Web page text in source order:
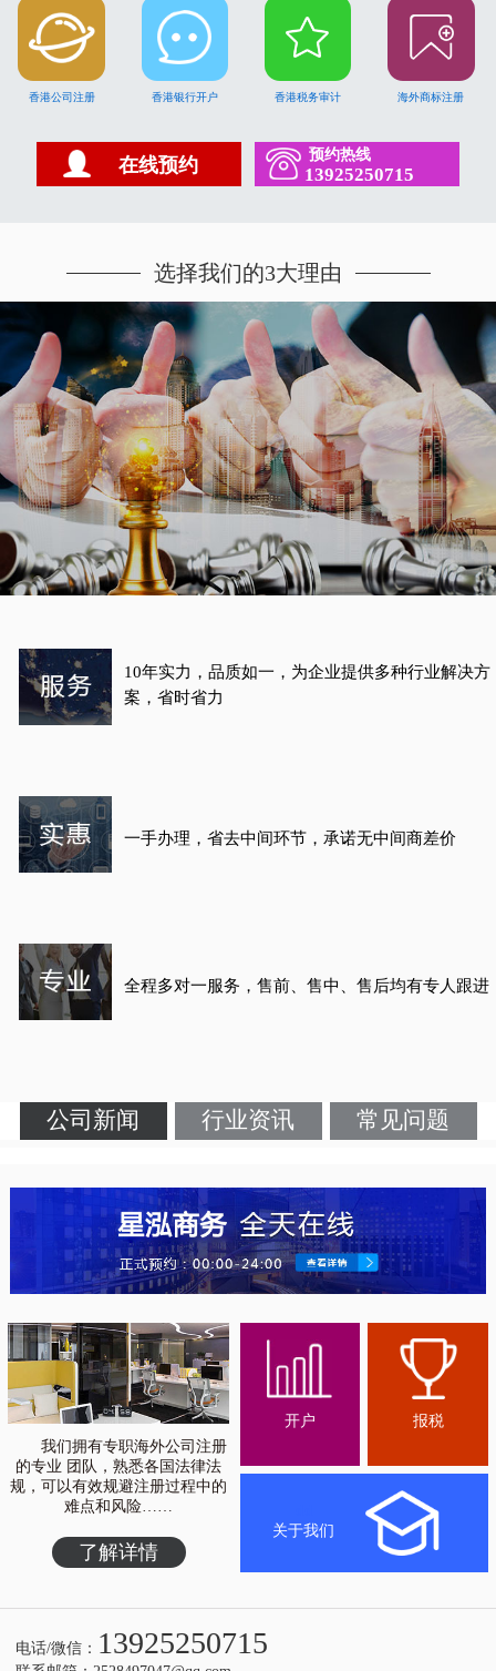
香港公司注册 香港银行开户 香港税务审计 海外商标注册
在线预约 预约热线
13925250715
选择我们的3大理由
10年实力，品质如一，为企业提供多种行业解决方
案，省时省力
一手办理，省去中间环节，承诺无中间商差价
全程多对一服务，售前、售中、售后均有专人跟进
公司新闻 行业资讯 常见问题
我们拥有专职海外公司注册
的专业 团队，熟悉各国法律法
规，可以有效规避注册过程中的
难点和风险……
了解详情
开户 报税
关于我们
电话/微信： 13925250715